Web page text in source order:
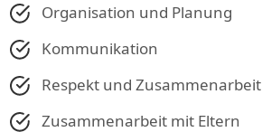
Organisation und Planung
Kommunikation
Respekt und Zusammenarbeit
Zusammenarbeit mit Eltern